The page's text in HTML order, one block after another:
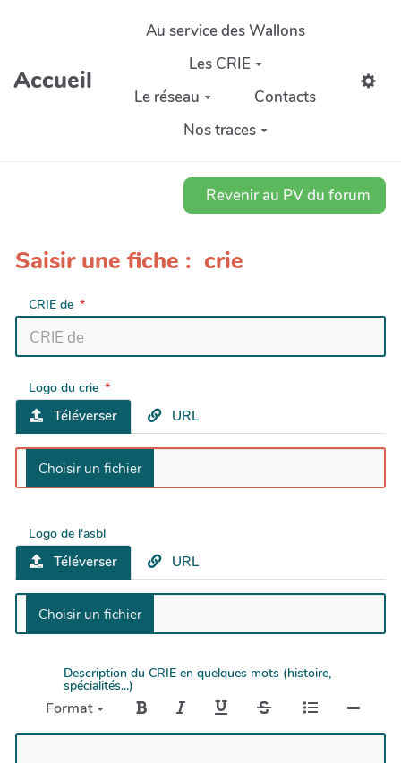
Aller au contenu principal
Accueil
Au service des Wallons
Les CRIE
Le réseau
Contacts
Nos traces
Revenir au PV du forum
Saisir une fiche : crie
CRIE de
Logo du crie
Téléverser URL
Logo de l'asbl
Téléverser URL
Description du CRIE en quelques mots (histoire,
spécialités...)
Format